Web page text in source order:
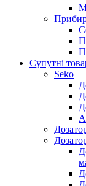
Супутні
Seko